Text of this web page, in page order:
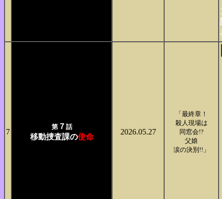
7
第７ 話
移動捜査課の使命
2026.05.27
「最終章！
殺人現場は
同窓会!?
父娘
涙の決別!!」